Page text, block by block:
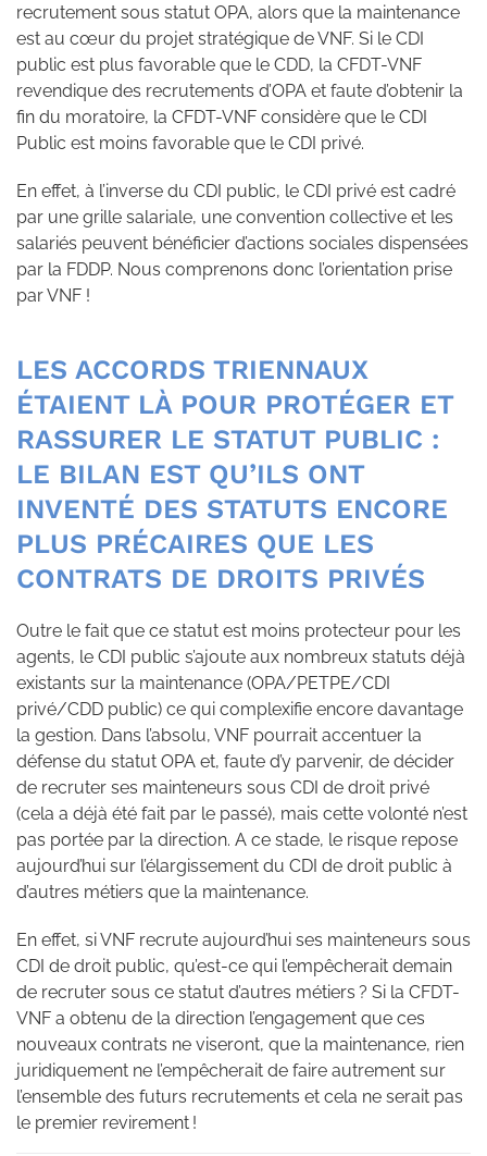
recrutement sous statut OPA, alors que la maintenance
est au cœur du projet stratégique de VNF. Si le CDI
public est plus favorable que le CDD, la CFDT-VNF
revendique des recrutements d’OPA et faute d’obtenir la
fin du moratoire, la CFDT-VNF considère que le CDI
Public est moins favorable que le CDI privé.
En effet, à l’inverse du CDI public, le CDI privé est cadré
par une grille salariale, une convention collective et les
salariés peuvent bénéficier d’actions sociales dispensées
par la FDDP. Nous comprenons donc l’orientation prise
par VNF !
LES ACCORDS TRIENNAUX
ÉTAIENT LÀ POUR PROTÉGER ET
RASSURER LE STATUT PUBLIC :
LE BILAN EST QU’ILS ONT
INVENTÉ DES STATUTS ENCORE
PLUS PRÉCAIRES QUE LES
CONTRATS DE DROITS PRIVÉS
Outre le fait que ce statut est moins protecteur pour les
agents, le CDI public s’ajoute aux nombreux statuts déjà
existants sur la maintenance (OPA/PETPE/CDI
privé/CDD public) ce qui complexifie encore davantage
la gestion. Dans l’absolu, VNF pourrait accentuer la
défense du statut OPA et, faute d’y parvenir, de décider
de recruter ses mainteneurs sous CDI de droit privé
(cela a déjà été fait par le passé), mais cette volonté n’est
pas portée par la direction. A ce stade, le risque repose
aujourd’hui sur l’élargissement du CDI de droit public à
d’autres métiers que la maintenance.
En effet, si VNF recrute aujourd’hui ses mainteneurs sous
CDI de droit public, qu’est-ce qui l’empêcherait demain
de recruter sous ce statut d’autres métiers ? Si la CFDT-
VNF a obtenu de la direction l’engagement que ces
nouveaux contrats ne viseront, que la maintenance, rien
juridiquement ne l’empêcherait de faire autrement sur
l’ensemble des futurs recrutements et cela ne serait pas
le premier revirement !